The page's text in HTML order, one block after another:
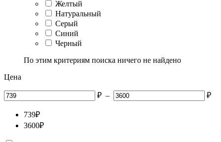
Желтый
Натуральный
Серый
Синий
Черный
По этим критериям поиска ничего не найдено
Цена
₽ – ₽
739₽
3600₽